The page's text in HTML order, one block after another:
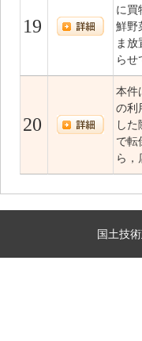
19
に買
鮮野
ま
らせ
20
本件
の利
し
で転
ら，
国土技